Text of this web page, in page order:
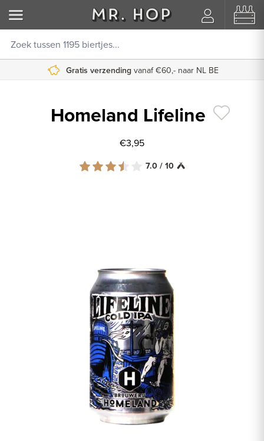
Gratis verzending vanaf €60,- naar NL BE
Homeland Lifeline
€3,95
7.0 / 10